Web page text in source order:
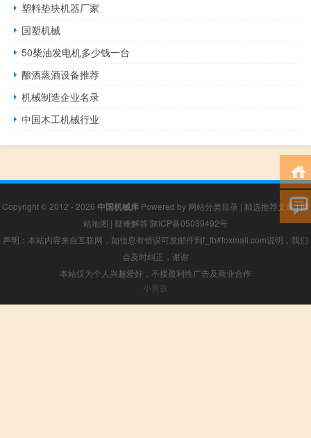
塑料垫块机器厂家
国塑机械
50柴油发电机多少钱一台
酿酒蒸酒设备推荐
机械制造企业名录
中国木工机械行业
Copyright © 2012 - 2026 中国机械库 Powered by 网站分类目录 | 精选推荐文章|网
站地图 | 疑难解答 陕ICP备05039492号
声明：本站内容来自互联网，如信息有错误可发邮件到f_fb#foxmail.com说明，我们
会及时纠正，谢谢
本站仅为个人兴趣爱好，不接盈利性广告及商业合作
小男孩